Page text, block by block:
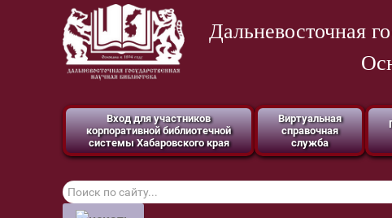
Дальневосточная
Вход для участников
корпоративной библиотечной
системы Хабаровского края
Виртуальная
справочная
служба
Поиск
по